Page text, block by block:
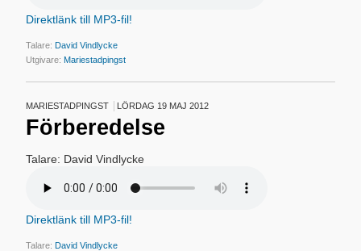
Direktlänk till MP3-fil!
Talare:David Vindlycke
Utgivare:Mariestadpingst
MARIESTADPINGST LÖRDAG 19 MAJ 2012
Förberedelse
Talare: David Vindlycke
Direktlänk till MP3-fil!
Talare:David Vindlycke